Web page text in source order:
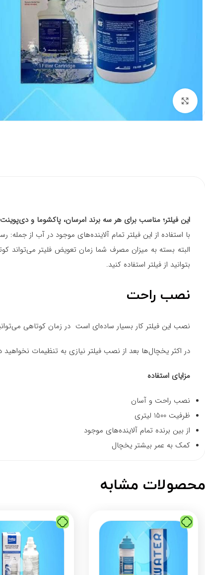
برای بزرگنمایی کلیک کنید
این فیلتر؛ مناسب برای هر سه برند امرسان، پاکشوما و
با استفاده از این فیلتر تمام آلاینده‌های موجود در آب از
بتوانید از فیلتر استفاده کنید.
نصب راحت
نصب این فیلتر کار بسیار ساده‌ای است در زمان کوتاهی
در اکثر یخچال‌ها بعد از نصب فیلتر نیازی به تنظیمات
مزایای استفاده
نصب راحت و آسان
ظرفیت 1500 لیتری
از بین برنده تمام آلاینده‌های موجود
کمک به عمر بیشتر یخچال
محصولات مشابه